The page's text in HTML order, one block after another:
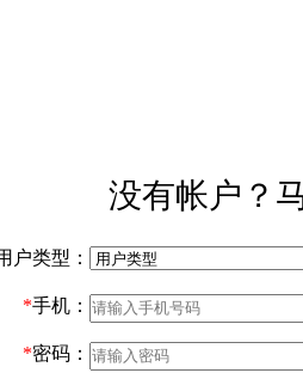
没有帐户？
户类型：
*手机：
*密码：